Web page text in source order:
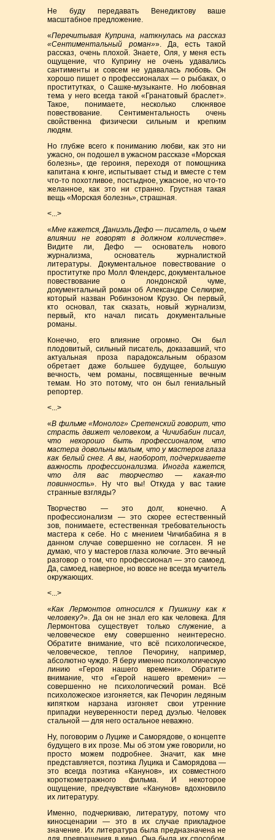
Не буду передавать Венедиктову ваше
масштабное предложение.
«Перечитывая Куприна, наткнулась на рассказ
«Сентиментальный роман»». Да, есть такой
рассказ, очень плохой. Знаете, Оля, у меня есть
ощущение, что Куприну не очень удавались
сантименты и совсем не удавалась любовь. Он
хорошо пишет о профессионалах — о рыбаках, о
проститутках, о Сашке-музыканте. Но любовная
тема у него всегда такой «Гранатовый браслет».
Такое, понимаете, несколько слюнявое
повествование. Сентиментальность очень
свойственна физически сильным и крепким
людям.
Но глубже всего к пониманию любви, как это ни
ужасно, он подошел в ужасном рассказе «Морская
болезнь», где героиня, переходя от помощника
капитана к юнге, испытывает стыд и вместе с тем
что-то похотливое, постыдное, ужасное, но что-то
желанное, как это ни странно. Грустная такая
вещь «Морская болезнь», страшная.
<...>
«Мне кажется, Даниэль Дефо — писатель, о чьем
влиянии не говорят в должном количестве».
Видите ли, Дефо — основатель нового
журнализма, основатель журналисткой
литературы. Документальное повествование о
проститутке про Молл Флендерс, документальное
повествование о лондонской чуме,
документальный роман об Александре Селкирке,
который назван Робинзоном Крузо. Он первый,
кто основал, так сказать, новый журнализм,
первый, кто начал писать документальные
романы.
Конечно, его влияние огромно. Он был
плодовитый, сильный писатель, доказавший, что
актуальная проза парадоксальным образом
обретает даже большее будущее, большую
вечность, чем романы, посвященные вечным
темам. Но это потому, что он был гениальный
репортер.
<...>
«В фильме «Монолог» Сретенский говорит, что
страсть движет человеком, а Чичибабин писал,
что нехорошо быть профессионалом, что
мастера довольны малым, что у мастеров глаза
как белый снег. А вы, наоборот, подчеркиваете
важность профессионализма. Иногда кажется,
что для вас творчество — какая-то
повинность». Ну что вы! Откуда у вас такие
странные взгляды?
Творчество — это долг, конечно. А
профессионализм — это скорее естественный
зов, понимаете, естественная требовательность
мастера к себе. Но с мнением Чичибабина я в
данном случае совершенно не согласен. Я не
думаю, что у мастеров глаза колючие. Это вечный
разговор о том, что профессионал — это самоед.
Да, самоед, наверное, но вовсе не всегда мучитель
окружающих.
<...>
«Как Лермонтов относился к Пушкину как к
человеку?». Да он не знал его как человека. Для
Лермонтова существует только служение, а
человеческое ему совершенно неинтересно.
Обратите внимание, что всё психологическое,
человеческое, теплое Печорину, например,
абсолютно чуждо. Я беру именно психологическую
линию «Героя нашего времени». Обратите
внимание, что «Герой нашего времени» —
совершенно не психологический роман. Всё
психоложеское изгоняется, как Печорин ледяным
кипятком нарзана изгоняет свои утренние
припадки неуверенности перед дуэлью. Человек
стальной — для него остальное неважно.
Ну, поговорим о Луцике и Саморядове, о концепте
будущего в их прозе. Мы об этом уже говорили, но
просто можем подробнее. Значит, как мне
представляется, поэтика Луцика и Саморядова —
это всегда поэтика «Канунов», их совместного
короткометражного фильма. И некоторое
ощущение, предчувствие «Канунов» вдохновило
их литературу.
Именно, подчеркиваю, литературу, потому что
киносценарии — это в их случае прикладное
значение. Их литература была предназначена не